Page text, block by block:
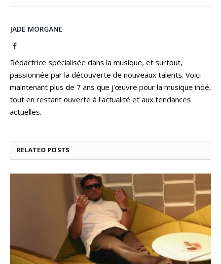
JADE MORGANE
Facebook
Rédactrice spécialisée dans la musique, et surtout,
passionnée par la découverte de nouveaux talents. Voici
maintenant plus de 7 ans que j'œuvre pour la musique indé,
tout en restant ouverte à l'actualité et aux tendances
actuelles.
RELATED POSTS